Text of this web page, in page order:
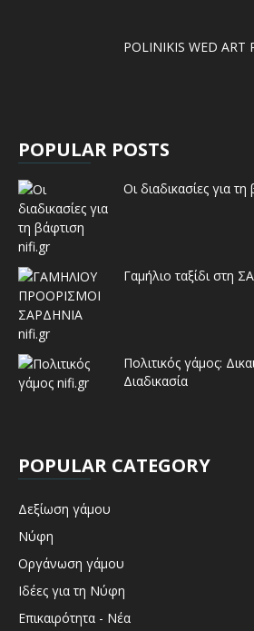
POLINIKIS WED ART
POPULAR POSTS
Οι διαδικασίες για
Γαμήλιο ταξίδι στη
Πολιτικός γάμος:
Διαδικασία
POPULAR CATEGORY
Δεξίωση γάμου
Νύφη
Οργάνωση γάμου
Ιδέες για τη Νύφη
Επικαιρότητα - Νέα